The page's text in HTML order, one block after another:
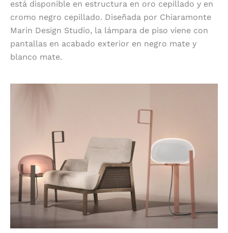
está disponible en estructura en oro cepillado y en
cromo negro cepillado. Diseñada por Chiaramonte
Marin Design Studio, la lámpara de piso viene con
pantallas en acabado exterior en negro mate y
blanco mate.